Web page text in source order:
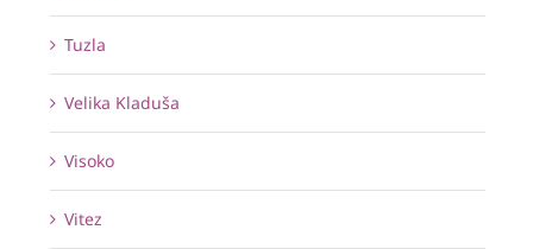
Tuzla
Velika Kladuša
Visoko
Vitez